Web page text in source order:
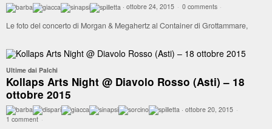
· ottobre 24, 2015 · 0 comments ·
Le foto del concerto di Morgan & Megahertz al Container di Grottammare,
Ultime dai Palchi
Kollaps Arts Night @ Diavolo Rosso (Asti) – 18
ottobre 2015
· ottobre 20, 2015 ·
1 comment ·